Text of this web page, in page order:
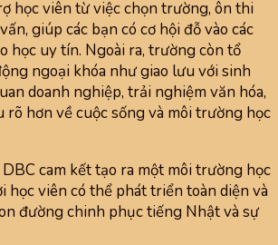
học viên từ việc chọn trường, ôn thi
giúp các bạn có cơ hội đỗ vào các
học uy tín. Ngoài ra, trường còn tổ
ngoại khóa như giao lưu với sinh
doanh nghiệp, trải nghiệm văn hóa,
rõ hơn về cuộc sống và môi trường học
cam kết tạo ra một môi trường học
học viên có thể phát triển toàn diện và
đường chinh phục tiếng Nhật và sự